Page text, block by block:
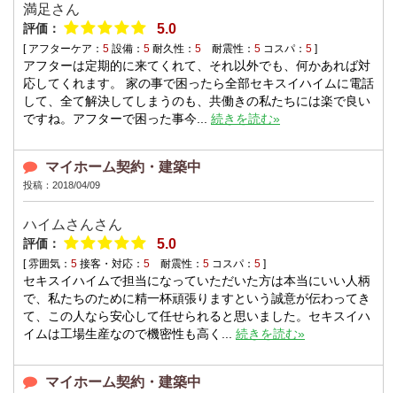
満足 さん
評価： 5.0
[ アフターケア： 5 設備： 5 耐久性： 5 耐震性： 5 コスパ： 5 ]
アフターは定期的に来てくれて、それ以外でも、何かあれば対
応してくれます。 家の事で困ったら全部セキスイハイムに電話
して、全て解決してしまうのも、共働きの私たちには楽で良い
ですね。アフターで困った事今...
続きを読む»
マイホーム契約・建築中
投稿：2018/04/09
ハイムさんさん
評価： 5.0
[ 雰囲気： 5 接客・対応： 5 耐震性： 5 コスパ： 5 ]
セキスイハイムで担当になっていただいた方は本当にいい人柄
で、私たちのために精一杯頑張りますという誠意が伝わってき
て、この人なら安心して任せられると思いました。セキスイハ
イムは工場生産なので機密性も高く...
続きを読む»
マイホーム契約・建築中